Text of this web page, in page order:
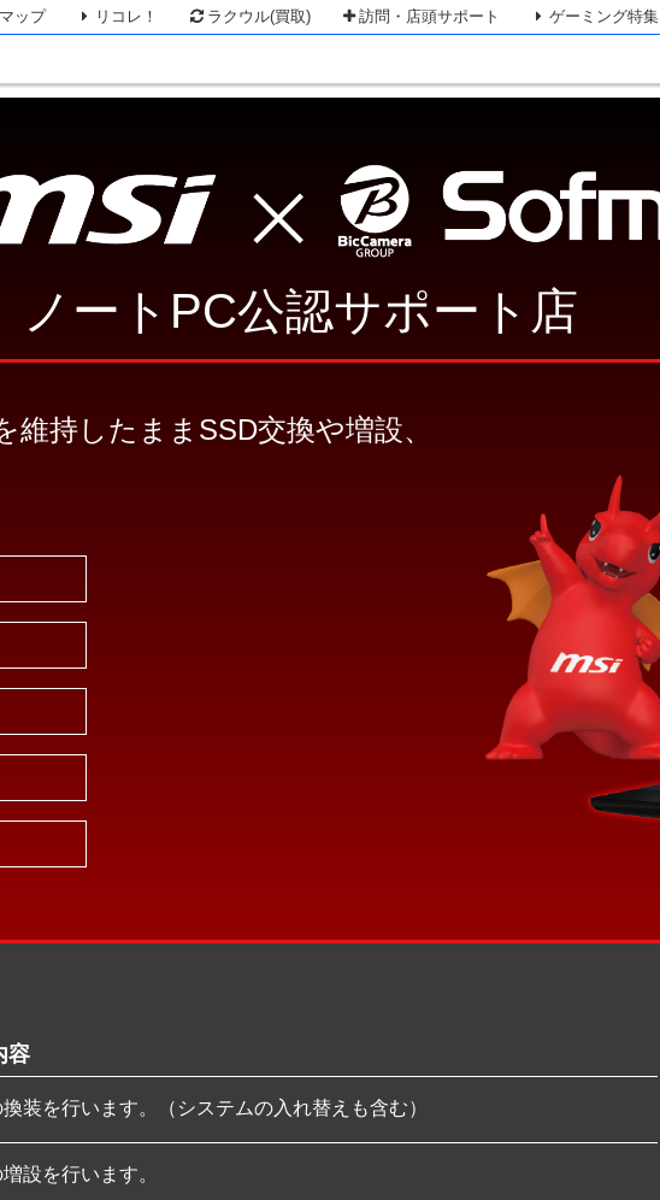
ップ リコレ！ ラクウル(買取) 訪問・店頭サポート ゲーミング特集
ノートPC公認サポート店
持したままSSD交換や増設、
容
装を行います。（システムの入れ替えも含む）
設を行います。